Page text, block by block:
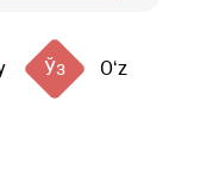
Ўз Oʻz